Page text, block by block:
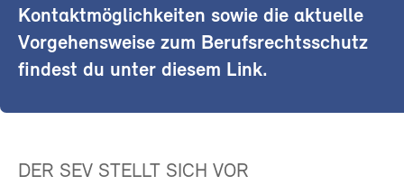
Kontaktmöglichkeiten sowie die aktuelle
Vorgehensweise zum Berufsrechtsschutz
findest du unter diesem Link.
DER SEV STELLT SICH VOR